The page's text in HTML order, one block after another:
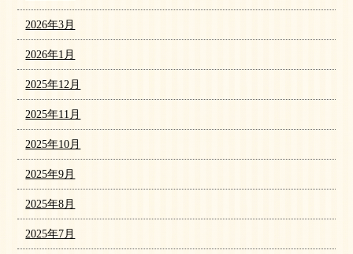
2026年3月
2026年1月
2025年12月
2025年11月
2025年10月
2025年9月
2025年8月
2025年7月